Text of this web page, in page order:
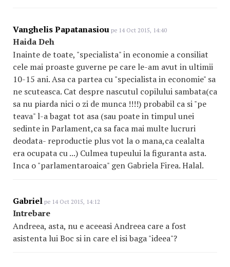
Vanghelis Papatanasiou pe 14 Oct 2015, 14:40
Haida Deh
Inainte de toate, "specialista" in economie a consiliat
cele mai proaste guverne pe care le-am avut in ultimii
10-15 ani. Asa ca partea cu "specialista in economie" sa
ne scuteasca. Cat despre nascutul copilului sambata(ca
sa nu piarda nici o zi de munca !!!!) probabil ca si "pe
teava" l-a bagat tot asa (sau poate in timpul unei
sedinte in Parlament,ca sa faca mai multe lucruri
deodata- reproductie plus vot la o mana,ca cealalta
era ocupata cu ...) Culmea tupeului la figuranta asta.
Inca o "parlamentaroaica" gen Gabriela Firea. Halal.
Gabriel pe 14 Oct 2015, 14:12
Intrebare
Andreea, asta, nu e aceeasi Andreea care a fost
asistenta lui Boc si in care el isi baga "ideea"?